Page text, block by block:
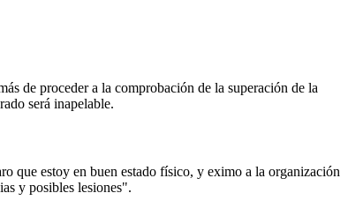
de proceder a la comprobación de la superación de la
será inapelable.
que estoy en buen estado físico, y eximo a la organización
y posibles lesiones".